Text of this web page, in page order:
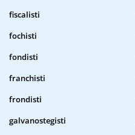
fiscalisti
fochisti
fondisti
franchisti
frondisti
galvanostegisti